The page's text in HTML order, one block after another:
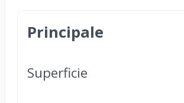
Principale
Superficie